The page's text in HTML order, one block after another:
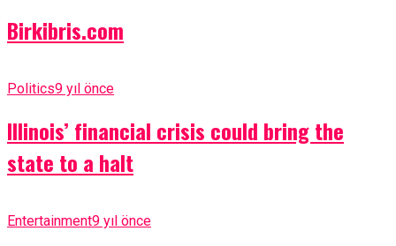
Birkibris.com
Politics9 yıl önce
Illinois’ financial crisis could bring the
state to a halt
Entertainment9 yıl önce